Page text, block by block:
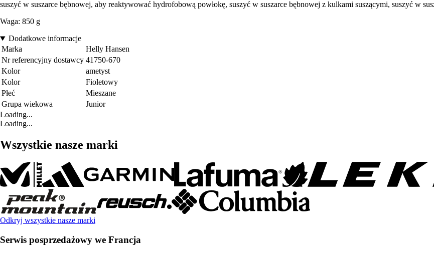
suszyć w suszarce bębnowej, aby reaktywować hydrofobową powłokę, suszyć w suszarce bębnowej z kulkami suszącymi, suszyć w
Waga: 850 g
Dodatkowe informacje
Marka
Helly Hansen
Nr referencyjny dostawcy 41750-670
Kolor
ametyst
Kolor
Fioletowy
Płeć
Mieszane
Grupa wiekowa
Junior
Loading...
Loading...
Wszystkie nasze marki
Odkryj wszystkie nasze marki
Serwis posprzedażowy we Francja